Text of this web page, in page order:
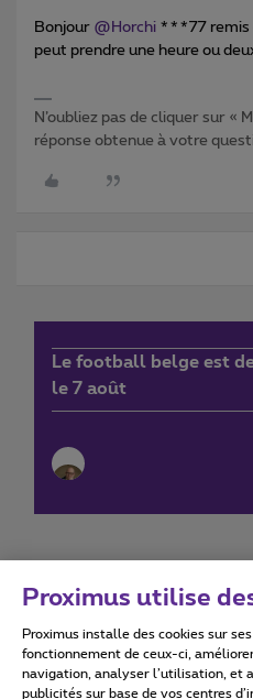
Bonjour @Horchi ***77 remis
peut prendre une heure ou
N’oubliez pas de cliquer sur «
réponse obtenue à votre
Le football belge est
le 7 août
Conditions d'utilisation
Proximus utilise
Proximus installe des cookies sur
fonctionnement de ceux-ci,
navigation, analyser l’utilisation, et
publicités sur base de vos centres